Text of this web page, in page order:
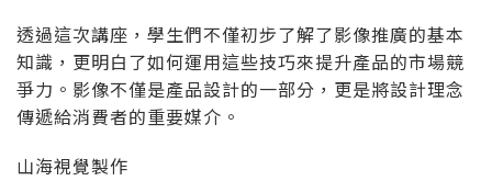
透過這次講座，學生們不僅初步了解了影像推廣的基本
知識，更明白了如何運用這些技巧來提升產品的市場競
爭力。影像不僅是產品設計的一部分，更是將設計理念
傳遞給消費者的重要媒介。
山海視覺製作